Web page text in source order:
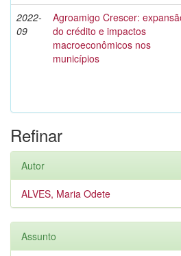
2022-
09
Agroamigo Crescer:
do crédito e impactos
macroeconômicos nos
municípios
Refinar
Autor
ALVES, Maria Odete
Assunto